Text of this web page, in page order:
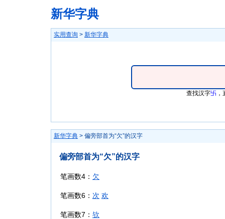
新华字典
实用查询 > 新华字典
查找汉字卐
新华字典 > 偏旁部首为“欠”的汉字
偏旁部首为“欠”的汉字
笔画数4： 欠
笔画数6： 次 欢
笔画数7： 欤